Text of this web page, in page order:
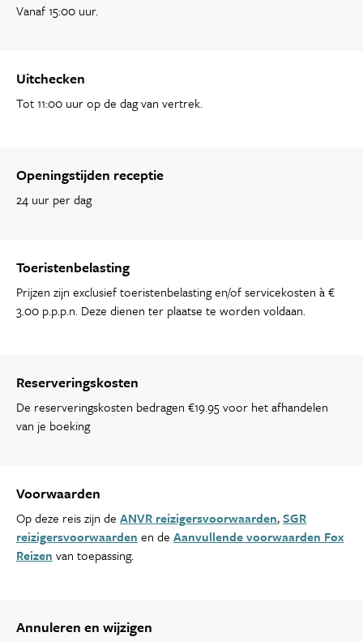
Vanaf 15:00 uur.
Uitchecken
Tot 11:00 uur op de dag van vertrek.
Openingstijden receptie
24 uur per dag
Toeristenbelasting
Prijzen zijn exclusief toeristenbelasting en/of servicekosten à €
3.00 p.p.p.n. Deze dienen ter plaatse te worden voldaan.
Reserveringskosten
De reserveringskosten bedragen €19.95 voor het afhandelen
van je boeking
Voorwaarden
Op deze reis zijn de ANVR reizigersvoorwaarden,SGR
reizigersvoorwaarden en de Aanvullende voorwaarden Fox
Reizen van toepassing.
Annuleren en wijzigen